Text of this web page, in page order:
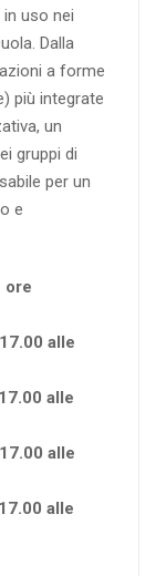
uso nei
Dalla
a forme
più integrate
un
gruppi di
per un
e
ore
alle
alle
alle
alle